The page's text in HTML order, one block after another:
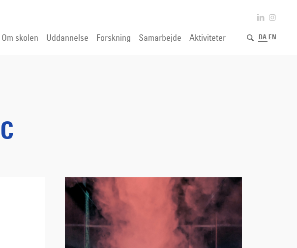
Om skolen Uddannelse Forskning Samarbejde Aktiviteter DA EN